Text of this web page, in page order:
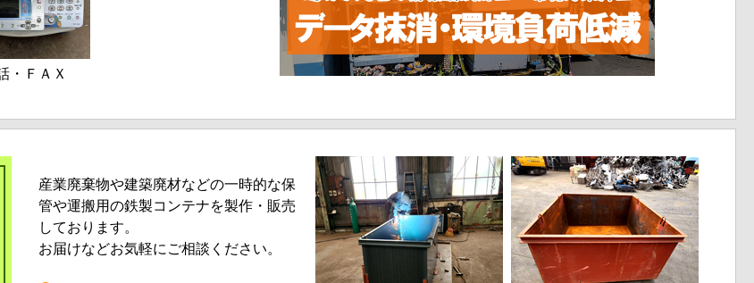
・ＦＡＸ
産業廃棄物や建築廃材などの一時的な保
管や運搬用の鉄製コンテナを製作・販売
しております。
お届けなどお気軽にご相談ください。